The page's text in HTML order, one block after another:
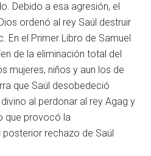
Debido a esa agresión, el
ordenó al rey Saúl destruir
En el Primer Libro de Samuel
de la eliminación total del
mujeres, niños y aun los de
que Saúl desobedeció
al perdonar al rey Agag y
que provocó la
rechazo de Saúl